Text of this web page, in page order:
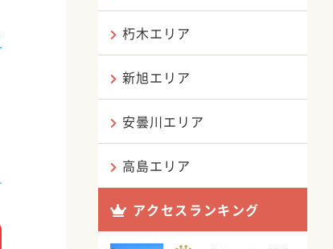
朽木エリア
新旭エリア
安曇川エリア
高島エリア
アクセスランキング